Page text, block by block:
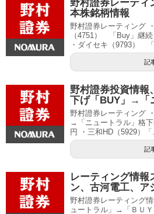
野村證券レーティ
本株銘柄情報
野村證券レーティング
（4751） 「Buy」継
・ダイセキ（9793）
記
野村證券投資情報
下げ「BUY」→「
野村證券レーティング
→「ニュートラル」格
円 ・三和HD（5929）「
記
レーティング情報
ン、古河電工、ア
野村證券レーティング
ュートラル」→「ＢＵ